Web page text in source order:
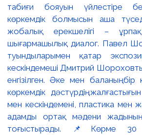
табиғи бояуын үйлестіре
көркемдік болмысын аша
жобалық ерекшелігі –
шығармашылық диалог. Павел
туындыларымен қатар
кескіндемеші Дмитрий
енгізілген. Әке мен баланың
көркемдік дәстүрдің
мен кескіндемені, пластика мен
адамды ортақ мәдени жадының
тоғыстырады. 📌Көрме 30